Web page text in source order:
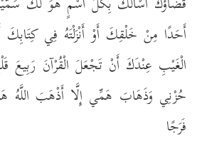
أَحَدًا مِنْ خَلْقِكَ أَوْ أَنْزَلْتَهُ فِي
الْغَيْبِ عِنْدَكَ أَنْ تَجْعَلَ الْقُرْآنَ رَبِيعَ
حُزْنِي وَذَهَابَ هَمِّي إِلَّا أَذْهَبَ اللَّهُ
فَرَجًا